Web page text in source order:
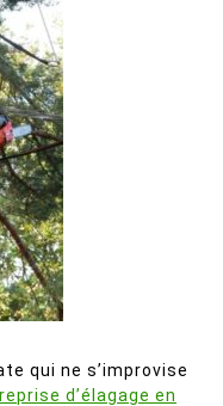
qui ne s’improvise
d’élagage en